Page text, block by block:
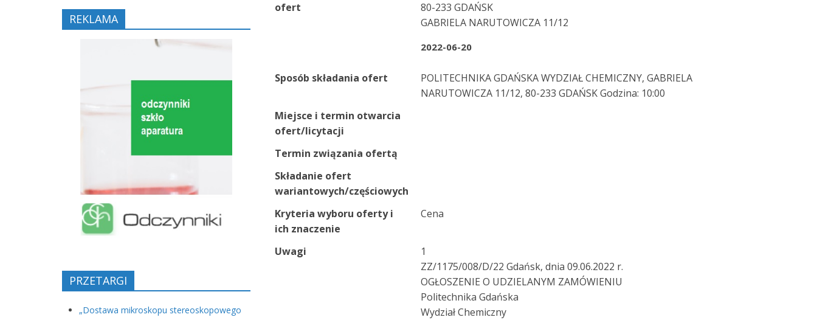
ofert
80-233 GDAŃSK
GABRIELA NARUTOWICZA 11/12
2022-06-20
Sposób składania ofert
POLITECHNIKA GDAŃSKA WYDZIAŁ CHEMICZNY, GABRIELA
NARUTOWICZA 11/12, 80-233 GDAŃSK Godzina: 10:00
Miejsce i termin otwarcia
ofert/licytacji
Termin związania ofertą
Składanie ofert
wariantowych/częściowych
Kryteria wyboru oferty i
ich znaczenie
Cena
Uwagi
1
ZZ/1175/008/D/22 Gdańsk, dnia 09.06.2022 r.
OGŁOSZENIE O UDZIELANYM ZAMÓWIENIU
Politechnika Gdańska
Wydział Chemiczny
REKLAMA
PRZETARGI
„Dostawa mikroskopu stereoskopowego